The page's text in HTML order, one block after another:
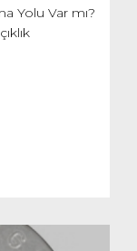
Yolu Var mı?